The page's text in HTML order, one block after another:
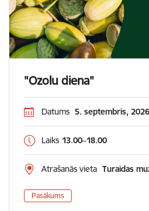
"Ozolu diena"
Datums 5. septembris, 2026
Laiks 13.00–18.00
Atrašanās vieta Turaidas
Pasākums